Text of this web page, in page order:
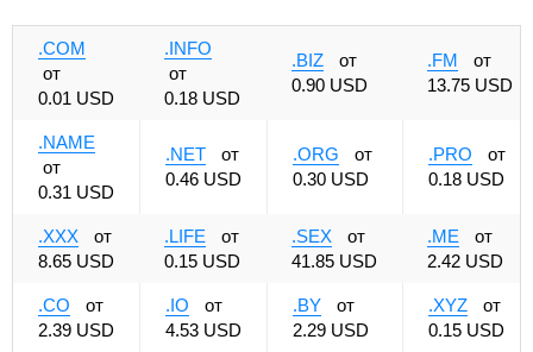
.COM
от
0.01 USD
.INFO
от
0.18 USD
.BIZ
от
0.90 USD
.FM
от
13.75 USD
.NAME
от
0.31 USD
.NET
от
0.46 USD
.ORG
от
0.30 USD
.PRO
от
0.18 USD
.XXX
от
8.65 USD
.LIFE
от
0.15 USD
.SEX
от
41.85 USD
.ME
от
2.42 USD
.CO
от
2.39 USD
.IO
от
4.53 USD
.BY
от
2.29 USD
.XYZ
от
0.15 USD